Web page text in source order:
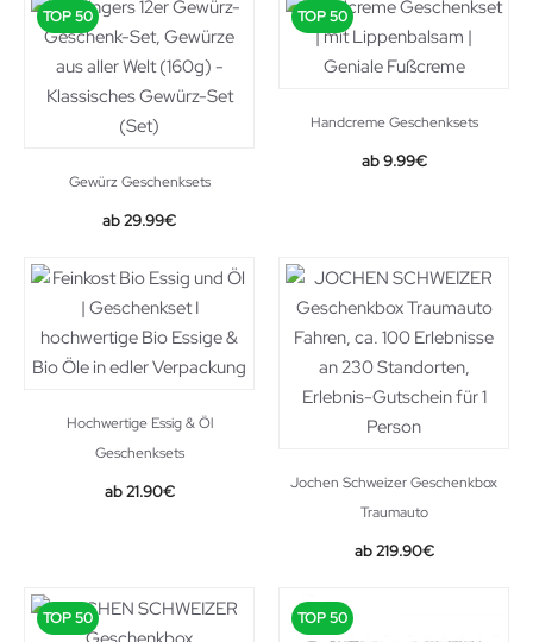
TOP 50
Gewürz Geschenksets
Original
was:
29.99€Current
is:
29.99€.
TOP 50
Handcreme Geschenksets
9.99€
Hochwertige Essig & Öl
Geschenksets
21.90€
Jochen Schweizer Geschenkbox
Traumauto
219.90€
TOP 50 TOP 50